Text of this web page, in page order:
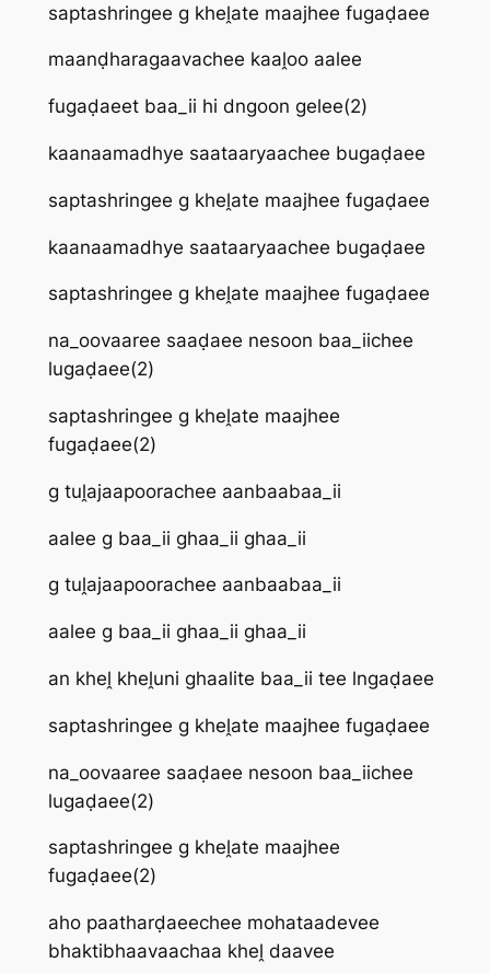
saptashringee g kheḽate maajhee fugaḍaee
maanḍharagaavachee kaaḽoo aalee
fugaḍaeet baa_ii hi dngoon gelee(2)
kaanaamadhye saataaryaachee bugaḍaee
saptashringee g kheḽate maajhee fugaḍaee
kaanaamadhye saataaryaachee bugaḍaee
saptashringee g kheḽate maajhee fugaḍaee
na_oovaaree saaḍaee nesoon baa_iichee
lugaḍaee(2)
saptashringee g kheḽate maajhee
fugaḍaee(2)
g tuḽajaapoorachee aanbaabaa_ii
aalee g baa_ii ghaa_ii ghaa_ii
g tuḽajaapoorachee aanbaabaa_ii
aalee g baa_ii ghaa_ii ghaa_ii
an kheḽ kheḽuni ghaalite baa_ii tee lngaḍaee
saptashringee g kheḽate maajhee fugaḍaee
na_oovaaree saaḍaee nesoon baa_iichee
lugaḍaee(2)
saptashringee g kheḽate maajhee
fugaḍaee(2)
aho paatharḍaeechee mohataadevee
bhaktibhaavaachaa kheḽ daavee